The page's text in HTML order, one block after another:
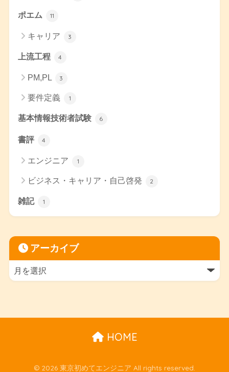
ポエム 11
キャリア 3
上流工程 4
PM,PL 3
要件定義 1
基本情報技術者試験 6
書評 4
エンジニア 1
ビジネス・キャリア・自己啓発 2
雑記 1
アーカイブ
HOME
© 2026 東京初めてエンジニア All rights reserved.